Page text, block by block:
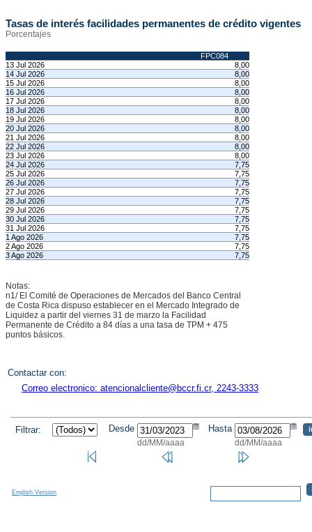
Tasas de interés facilidades permanentes de crédito vigentes
Porcentajes
FPC084
13 Jul 2026
14 Jul 2026
15 Jul 2026
16 Jul 2026
17 Jul 2026
18 Jul 2026
19 Jul 2026
20 Jul 2026
21 Jul 2026
22 Jul 2026
23 Jul 2026
24 Jul 2026
25 Jul 2026
26 Jul 2026
27 Jul 2026
28 Jul 2026
29 Jul 2026
30 Jul 2026
31 Jul 2026
1 Ago 2026
2 Ago 2026
3 Ago 2026
8,00
8,00
8,00
8,00
8,00
8,00
8,00
8,00
8,00
8,00
8,00
7,75
7,75
7,75
7,75
7,75
7,75
7,75
7,75
7,75
7,75
7,75
Notas:
n1/ El Comité de Operaciones de Mercados del Banco Central
de Costa Rica dispuso establecer en el Mercado Integrado de
Liquidez a partir del viernes 31 de marzo la Facilidad
Permanente de Crédito a 84 días a una tasa de TPM + 475
puntos básicos.
Contactar con:
Correo electronico: atencionalcliente@bccr.fi.cr, 2243-3333
Filtrar: Desde
dd/MM/aaaa
Hasta
dd/MM/aaaa
English Version